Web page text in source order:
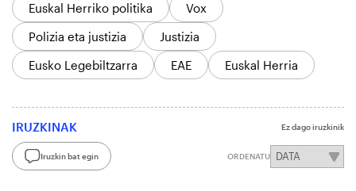
Euskal Herriko politika
Vox
Polizia eta justizia
Justizia
Eusko Legebiltzarra
EAE Euskal Herria
IRUZKINAK Ez dago iruzkinik
Iruzkin bat egin ORDENATU